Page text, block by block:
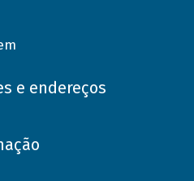
e endereços